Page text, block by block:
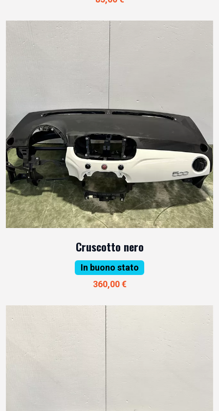
Cruscotto nero
In buono stato
360,00 €